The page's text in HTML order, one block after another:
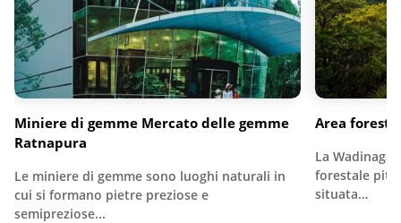
Miniere di gemme Mercato delle gemme
Ratnapura
Le miniere di gemme sono luoghi naturali in
cui si formano pietre preziose e
semipreziose...
Area
La
forestale
situata…